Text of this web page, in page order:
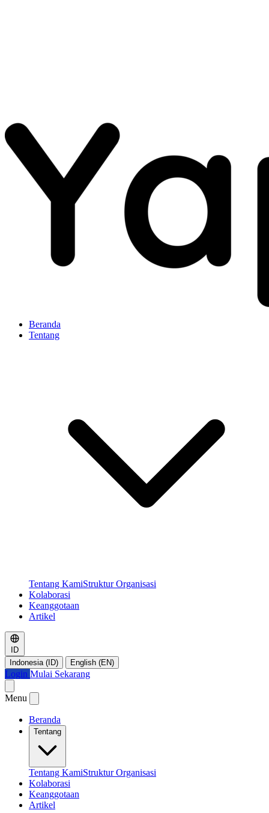
Beranda
Tentang
Tentang KamiStruktur Organisasi
Kolaborasi
Keanggotaan
Artikel
ID
Indonesia (ID)
English (EN)
Login Mulai Sekarang
Menu
Beranda
Tentang
Tentang KamiStruktur Organisasi
Kolaborasi
Keanggotaan
Artikel